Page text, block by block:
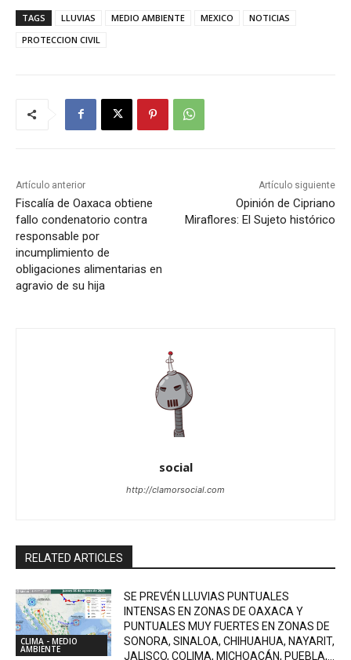
TAGS LLUVIAS MEDIO AMBIENTE MEXICO
NOTICIAS
PROTECCION CIVIL
Artículo anterior
Fiscalía de Oaxaca obtiene
fallo condenatorio contra
responsable por
incumplimiento de
obligaciones alimentarias en
agravio de su hija
Artículo siguiente
Opinión de Cipriano
Miraflores: El Sujeto histórico
social
http://clamorsocial.com
RELATED ARTICLES
CLIMA - MEDIO
AMBIENTE
SE PREVÉN LLUVIAS PUNTUALES
INTENSAS EN ZONAS DE OAXACA Y
PUNTUALES MUY FUERTES EN ZONAS DE
SONORA, SINALOA, CHIHUAHUA, NAYARIT,
JALISCO, COLIMA, MICHOACÁN, PUEBLA,...